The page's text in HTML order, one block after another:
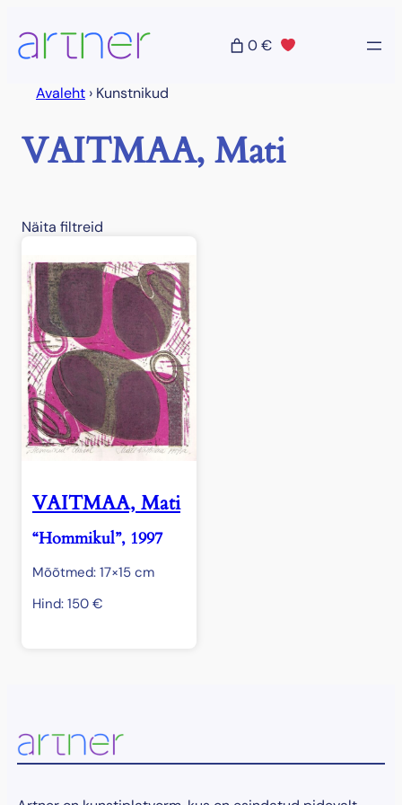
sisu
juurde
0 €
Avaleht › Kunstnikud
VAITMAA, Mati
Näita filtreid
VAITMAA, Mati
“Hommikul”, 1997
Mõõtmed: 17×15 cm
Hind: 150 €